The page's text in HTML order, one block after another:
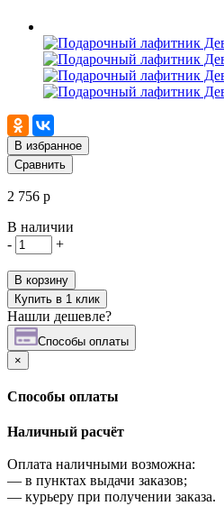
В избранное
Сравнить
2 756 р
В наличии
-
+
В корзину
Купить в 1 клик
Нашли дешевле?
Cпособы оплаты
×
Cпособы оплаты
Наличный расчёт
Оплата наличными возможна:
— в пунктах выдачи заказов;
— курьеру при получении заказа.